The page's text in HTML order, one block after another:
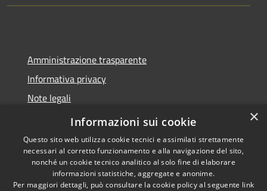
Amministrazione trasparente
Informativa privacy
Note legali
Dichiarazione di accessibilità
Copyright © 2026 • Comune di
×
Informazioni sui cookie
Questo sito web utilizza cookie tecnici e assimilati strettamente
necessari al corretto funzionamento e alla navigazione del sito,
nonché un cookie tecnico analitico al solo fine di elaborare
informazioni statistiche, aggregate e anonime.
Per maggiori dettagli, può consultare la cookie policy al seguente link